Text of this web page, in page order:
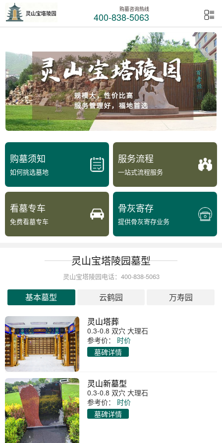
购墓咨询热线
400-838-5063
购墓须知
如何挑选墓地
服务流程
一站式流程服务
看墓专车
免费看墓专车
骨灰寄存
提供骨灰寄存业务
灵山宝塔陵园墓型
灵山宝塔陵园电话：400-838-5063
基本墓型 云鹤园 万寿园
灵山塔葬
0.3-0.8 双穴 大理石
参考价：
时价
墓碑详情
灵山新墓型
0.3-0.8 双穴 大理石
参考价：
时价
墓碑详情